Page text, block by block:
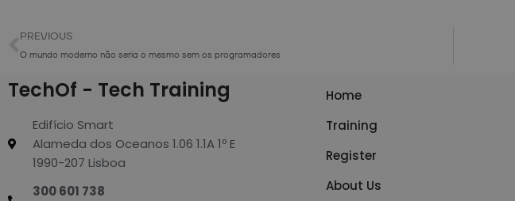
PREVIOUS
O mundo moderno não seria o mesmo sem os programadores
TechOf - Tech Training
Edifício Smart
Alameda dos Oceanos 1.06 1.1A 1º E
1990-207 Lisboa
300 601 738
Home
Training
Register
About Us